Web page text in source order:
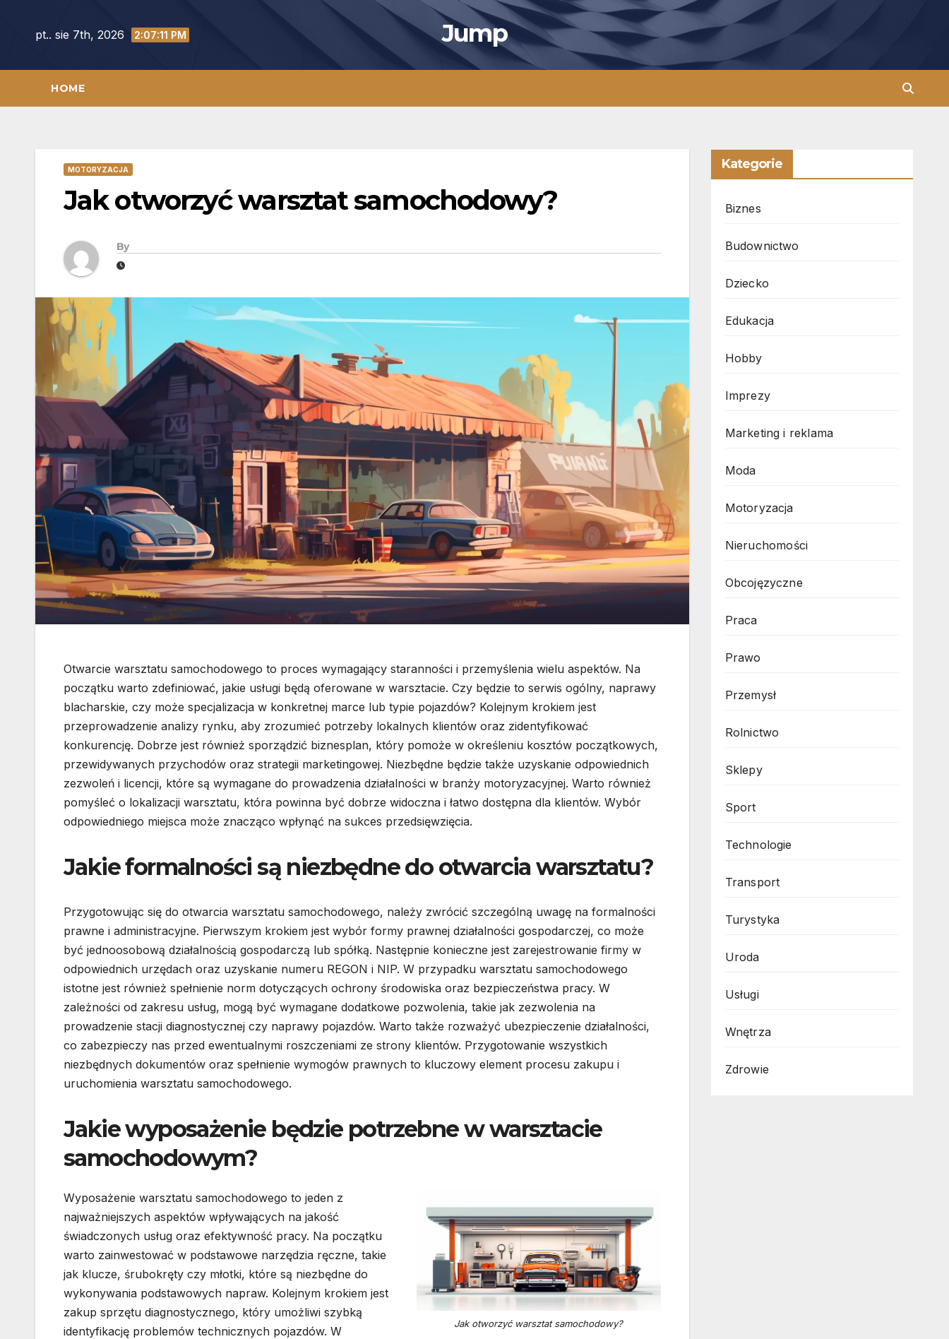
pt.. sie 7th, 2026 2:07:12 PM Jump
HOME
MOTORYZACJA
Jak otworzyć warsztat samochodowy?
By
Otwarcie warsztatu samochodowego to proces wymagający staranności i przemyślenia wielu aspektów. Na
początku warto zdefiniować, jakie usługi będą oferowane w warsztacie. Czy będzie to serwis ogólny, naprawy
blacharskie, czy może specjalizacja w konkretnej marce lub typie pojazdów? Kolejnym krokiem jest
przeprowadzenie analizy rynku, aby zrozumieć potrzeby lokalnych klientów oraz zidentyfikować
konkurencję. Dobrze jest również sporządzić biznesplan, który pomoże w określeniu kosztów początkowych,
przewidywanych przychodów oraz strategii marketingowej. Niezbędne będzie także uzyskanie odpowiednich
zezwoleń i licencji, które są wymagane do prowadzenia działalności w branży motoryzacyjnej. Warto również
pomyśleć o lokalizacji warsztatu, która powinna być dobrze widoczna i łatwo dostępna dla klientów. Wybór
odpowiedniego miejsca może znacząco wpłynąć na sukces przedsięwzięcia.
Jakie formalności są niezbędne do otwarcia warsztatu?
Przygotowując się do otwarcia warsztatu samochodowego, należy zwrócić szczególną uwagę na formalności
prawne i administracyjne. Pierwszym krokiem jest wybór formy prawnej działalności gospodarczej, co może
być jednoosobową działalnością gospodarczą lub spółką. Następnie konieczne jest zarejestrowanie firmy w
odpowiednich urzędach oraz uzyskanie numeru REGON i NIP. W przypadku warsztatu samochodowego
istotne jest również spełnienie norm dotyczących ochrony środowiska oraz bezpieczeństwa pracy. W
zależności od zakresu usług, mogą być wymagane dodatkowe pozwolenia, takie jak zezwolenia na
prowadzenie stacji diagnostycznej czy naprawy pojazdów. Warto także rozważyć ubezpieczenie działalności,
co zabezpieczy nas przed ewentualnymi roszczeniami ze strony klientów. Przygotowanie wszystkich
niezbędnych dokumentów oraz spełnienie wymogów prawnych to kluczowy element procesu zakupu i
uruchomienia warsztatu samochodowego.
Jakie wyposażenie będzie potrzebne w warsztacie
samochodowym?
Jak otworzyć warsztat samochodowy?
Wyposażenie warsztatu samochodowego to jeden z
najważniejszych aspektów wpływających na jakość
świadczonych usług oraz efektywność pracy. Na początku
warto zainwestować w podstawowe narzędzia ręczne, takie
jak klucze, śrubokręty czy młotki, które są niezbędne do
wykonywania podstawowych napraw. Kolejnym krokiem jest
zakup sprzętu diagnostycznego, który umożliwi szybką
identyfikację problemów technicznych pojazdów. W
Kategorie
Biznes
Budownictwo
Dziecko
Edukacja
Hobby
Imprezy
Marketing i reklama
Moda
Motoryzacja
Nieruchomości
Obcojęzyczne
Praca
Prawo
Przemysł
Rolnictwo
Sklepy
Sport
Technologie
Transport
Turystyka
Uroda
Usługi
Wnętrza
Zdrowie